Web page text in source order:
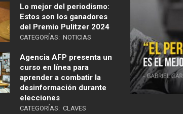
Lo mejor del periodismo:
Estos son los ganadores
del Premio Pulitzer 2024
CATEGORÍAS: NOTICIAS
Agencia AFP presenta un
curso en línea para
aprender a combatir la
desinformación durante
elecciones
CATEGORÍAS: CLAVES